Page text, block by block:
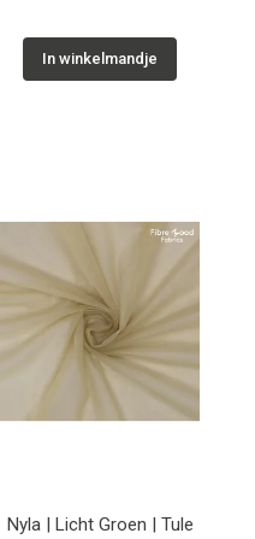
In winkelmandje
Nyla | Licht Groen | Tule